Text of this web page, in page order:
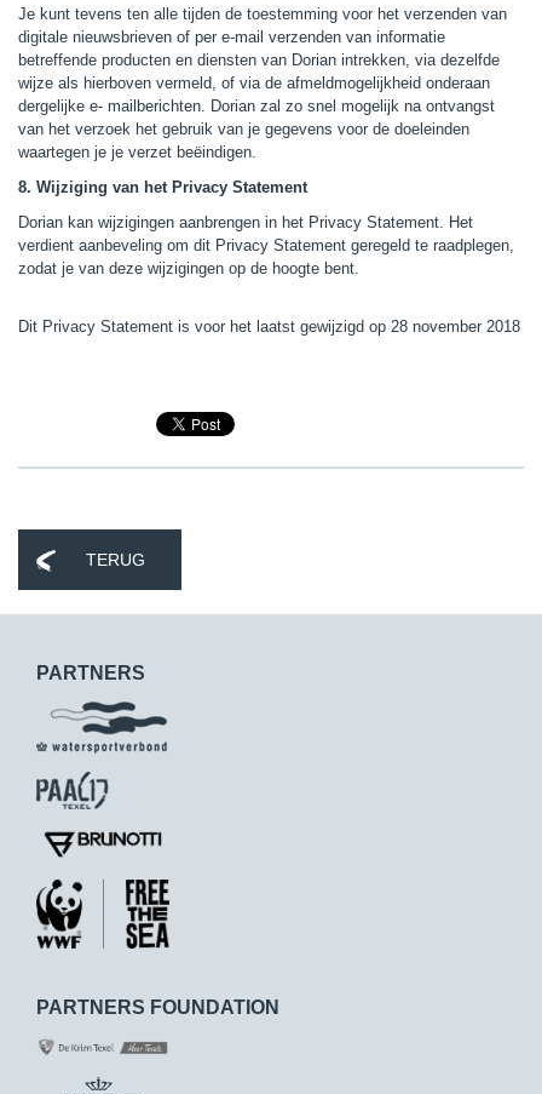
Je kunt tevens ten alle tijden de toestemming voor het verzenden van
digitale nieuwsbrieven of per e-mail verzenden van informatie
betreffende producten en diensten van Dorian intrekken, via dezelfde
wijze als hierboven vermeld, of via de afmeldmogelijkheid onderaan
dergelijke e- mailberichten. Dorian zal zo snel mogelijk na ontvangst
van het verzoek het gebruik van je gegevens voor de doeleinden
waartegen je je verzet beëindigen.
8. Wijziging van het Privacy Statement
Dorian kan wijzigingen aanbrengen in het Privacy Statement. Het
verdient aanbeveling om dit Privacy Statement geregeld te raadplegen,
zodat je van deze wijzigingen op de hoogte bent.
Dit Privacy Statement is voor het laatst gewijzigd op 28 november 2018
TERUG
PARTNERS
PARTNERS FOUNDATION